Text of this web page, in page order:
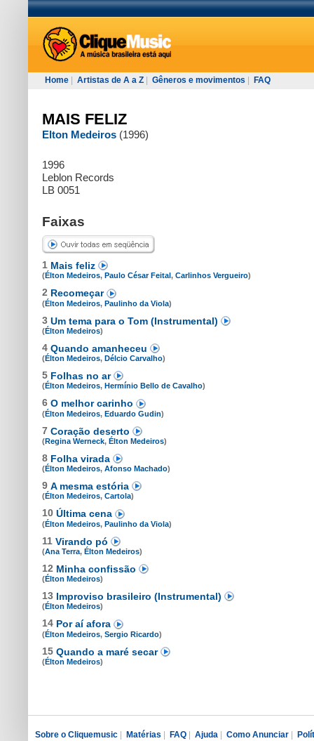
Home Artistas de A a Z Gêneros e movimentos FAQ
MAIS FELIZ
Elton Medeiros (1996)
1996
Leblon Records
LB 0051
Faixas
1 Mais feliz
(Élton Medeiros, Paulo César Feital , Carlinhos Vergueiro)
2 Recomeçar
(Élton Medeiros, Paulinho da Viola)
3 Um tema para o Tom (Instrumental)
(Élton Medeiros)
4 Quando amanheceu
(Élton Medeiros, Délcio Carvalho)
5 Folhas no ar
(Élton Medeiros, Hermínio Bello de Cavalho)
6 O melhor carinho
(Élton Medeiros, Eduardo Gudin)
7 Coração deserto
(Regina Werneck, Élton Medeiros)
8 Folha virada
(Élton Medeiros, Afonso Machado)
9 A mesma estória
(Élton Medeiros, Cartola)
10 Última cena
(Élton Medeiros, Paulinho da Viola)
11 Virando pó
(Ana Terra, Élton Medeiros)
12 Minha confissão
(Élton Medeiros)
13 Improviso brasileiro (Instrumental)
(Élton Medeiros)
14 Por aí afora
(Élton Medeiros, Sergio Ricardo)
15 Quando a maré secar
(Élton Medeiros)
Sobre o Cliquemusic Matérias FAQ Ajuda Como Anunciar